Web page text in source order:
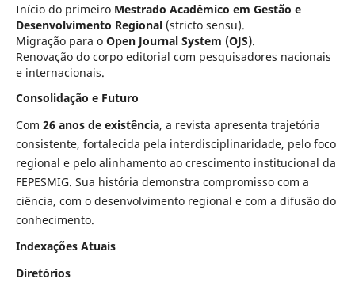
Início do primeiro Mestrado Acadêmico em Gestão e
Desenvolvimento Regional(stricto sensu).
Migração para o Open Journal System (OJS).
Renovação do corpo editorial com pesquisadores nacionais
e internacionais.
Consolidação e Futuro
Com 26 anos de existência, a revista apresenta trajetória
consistente, fortalecida pela interdisciplinaridade, pelo foco
regional e pelo alinhamento ao crescimento institucional da
FEPESMIG. Sua história demonstra compromisso com a
ciência, com o desenvolvimento regional e com a difusão do
conhecimento.
Indexações Atuais
Diretórios